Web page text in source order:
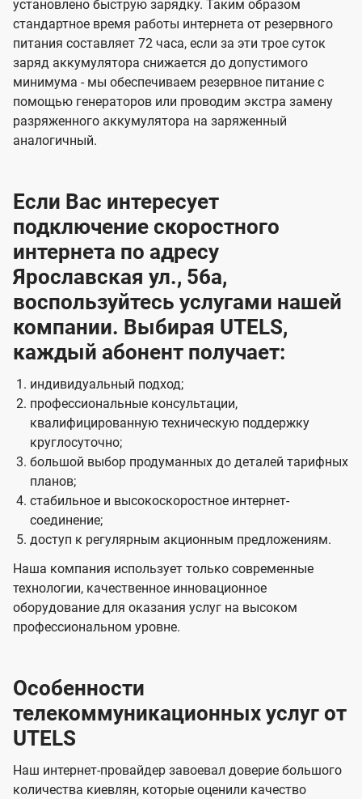
установлено быструю зарядку. Таким образом
стандартное время работы интернета от резервного
питания составляет 72 часа, если за эти трое суток
заряд аккумулятора снижается до допустимого
минимума - мы обеспечиваем резервное питание с
помощью генераторов или проводим экстра замену
разряженного аккумулятора на заряженный
аналогичный.
Если Вас интересует
подключение скоростного
интернета по адресу
Ярославская ул., 56а,
воспользуйтесь услугами нашей
компании. Выбирая UTELS,
каждый абонент получает:
индивидуальный подход;
профессиональные консультации,
квалифицированную техническую поддержку
круглосуточно;
большой выбор продуманных до деталей тарифных
планов;
стабильное и высокоскоростное интернет-
соединение;
доступ к регулярным акционным предложениям.
Наша компания использует только современные
технологии, качественное инновационное
оборудование для оказания услуг на высоком
профессиональном уровне.
Особенности
телекоммуникационных услуг от
UTELS
Наш интернет-провайдер завоевал доверие большого
количества киевлян, которые оценили качество